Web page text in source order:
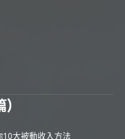
)
大被動收入方法